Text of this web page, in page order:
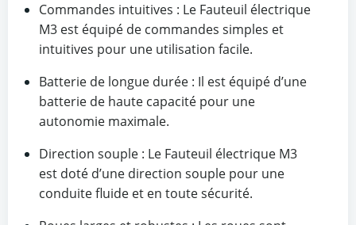
Commandes intuitives : Le Fauteuil électrique
M3 est équipé de commandes simples et
intuitives pour une utilisation facile.
Batterie de longue durée : Il est équipé d’une
batterie de haute capacité pour une
autonomie maximale.
Direction souple : Le Fauteuil électrique M3
est doté d’une direction souple pour une
conduite fluide et en toute sécurité.